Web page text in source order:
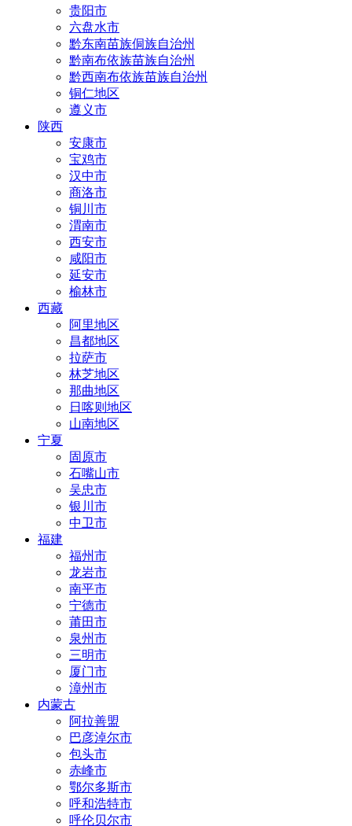
贵阳市
六盘水市
黔东南苗族侗族自治州
黔南布依族苗族自治州
黔西南布依族苗族自治州
铜仁地区
遵义市
陕西
安康市
宝鸡市
汉中市
商洛市
铜川市
渭南市
西安市
咸阳市
延安市
榆林市
西藏
阿里地区
昌都地区
拉萨市
林芝地区
那曲地区
日喀则地区
山南地区
宁夏
固原市
石嘴山市
吴忠市
银川市
中卫市
福建
福州市
龙岩市
南平市
宁德市
莆田市
泉州市
三明市
厦门市
漳州市
内蒙古
阿拉善盟
巴彦淖尔市
包头市
赤峰市
鄂尔多斯市
呼和浩特市
呼伦贝尔市